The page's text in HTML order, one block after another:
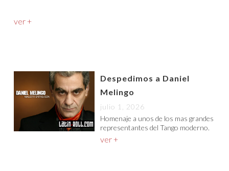
ver +
Despedimos a Daniel
Melingo
julio 1, 2026
Homenaje a unos de los mas grandes
representantes del Tango moderno.
ver +